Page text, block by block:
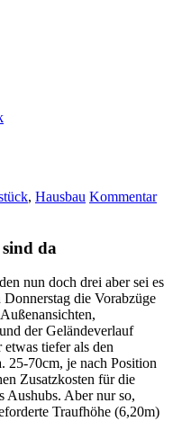
, Hausbau Kommentar
da
nun doch drei aber sei es
die Vorabzüge
der Geländeverlauf
etwas tiefer als den
25-70cm, je nach Position
Zusatzkosten für die
Aushubs. Aber nur so,
Traufhöhe (6,20m)